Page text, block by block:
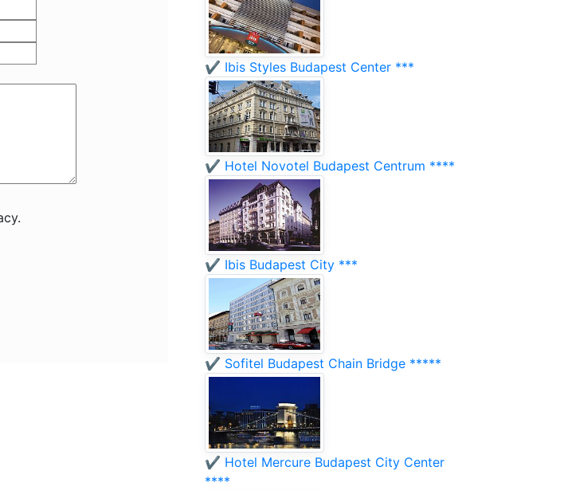
✔️ Ibis Styles Budapest Center ***
✔️ Hotel Novotel Budapest Centrum ****
✔️ Ibis Budapest City ***
✔️ Sofitel Budapest Chain Bridge *****
✔️ Hotel Mercure Budapest City Center
****